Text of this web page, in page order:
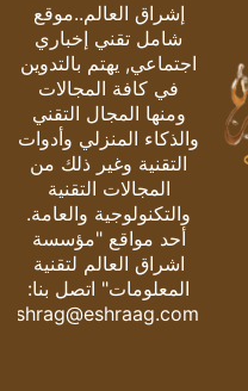
إشراق العالم..موقع
شامل تقني إخباري
اجتماعي, يهتم بالتدوين
في كافة المجالات
ومنها المجال التقني
والذكاء المنزلي وأدوات
التقنية وغير ذلك من
المجالات التقنية
والتكنولوجية والعامة.
أحد مواقع "مؤسسة
اشراق العالم لتقنية
المعلومات" اتصل بنا:
eshrag@eshraag.com